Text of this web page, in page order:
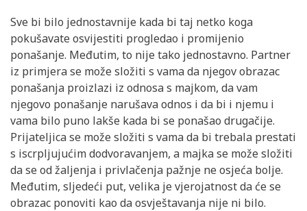
Sve bi bilo jednostavnije kada bi taj netko koga
pokušavate osvijestiti progledao i promijenio
ponašanje. Međutim, to nije tako jednostavno. Partner
iz primjera se može složiti s vama da njegov obrazac
ponašanja proizlazi iz odnosa s majkom, da vam
njegovo ponašanje narušava odnos i da bi i njemu i
vama bilo puno lakše kada bi se ponašao drugačije.
Prijateljica se može složiti s vama da bi trebala prestati
s iscrpljujućim dodvoravanjem, a majka se može složiti
da se od žaljenja i privlačenja pažnje ne osjeća bolje.
Međutim, sljedeći put, velika je vjerojatnost da će se
obrazac ponoviti kao da osvještavanja nije ni bilo.